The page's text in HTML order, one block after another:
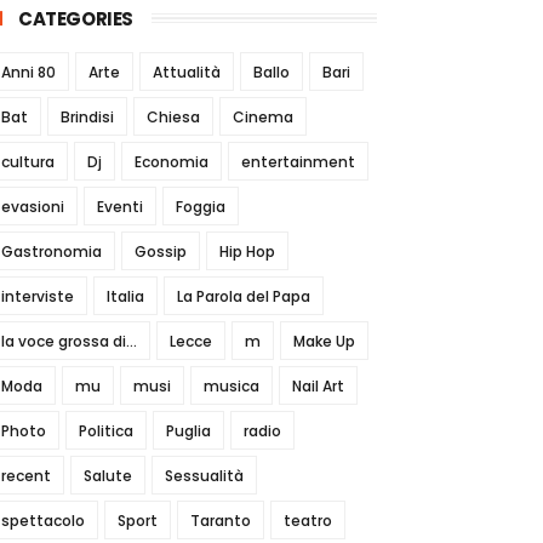
CATEGORIES
Anni 80 Arte Attualità Ballo Bari
Bat Brindisi Chiesa Cinema
cultura Dj Economia entertainment
evasioni Eventi Foggia
Gastronomia Gossip Hip Hop
interviste Italia La Parola del Papa
la voce grossa di... Lecce m Make Up
Moda mu musi musica Nail Art
Photo Politica Puglia radio
recent Salute Sessualità
spettacolo Sport Taranto teatro